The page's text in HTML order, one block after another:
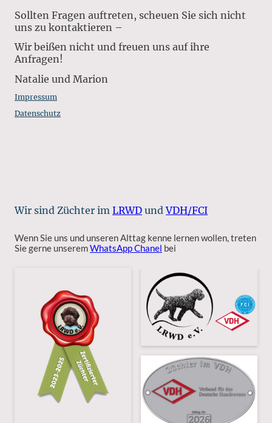
Sollten Fragen auftreten, scheuen Sie sich nicht
uns zu kontaktieren –
Wir beißen nicht und freuen uns auf ihre
Anfragen!
​Natalie und Marion
Impressum
Datenschutz
Wir sind Züchter im LRWD undVDH/FCI
Wenn Sie uns und unseren Alttag kenne lernen wollen, treten
Sie gerne unseremWhatsApp Chanel bei